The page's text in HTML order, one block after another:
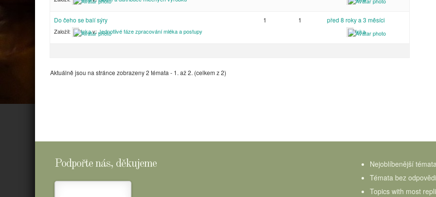
Do čeho se balí sýry
Založil: Inkav:Jednotlivé fáze zpracování mléka a postupy
1 1 před 8 roky a 3 měsíci
Inka
Aktuálně jsou na stránce zobrazeny 2 témata - 1. až 2. (celkem z 2)
Podpořte nás, děkujeme
Nejoblíbenější
Témata bez odpovědi
Topics with most